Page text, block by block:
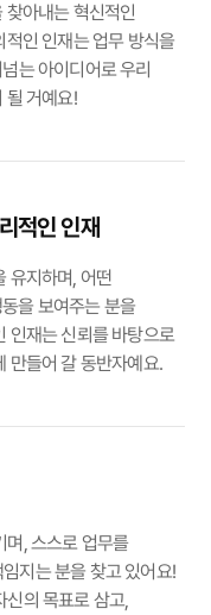
아내는 혁신적인
인 인재는 업무 방식을
는 아이디어로 우리
될 거예요!
적인 인재
유지하며, 어떤
을 보여주는 분을
인재는 신뢰를 바탕으로
만들어 갈 동반자예요.
며, 스스로 업무를
지는 분을 찾고 있어요!
신의 목표로 삼고,